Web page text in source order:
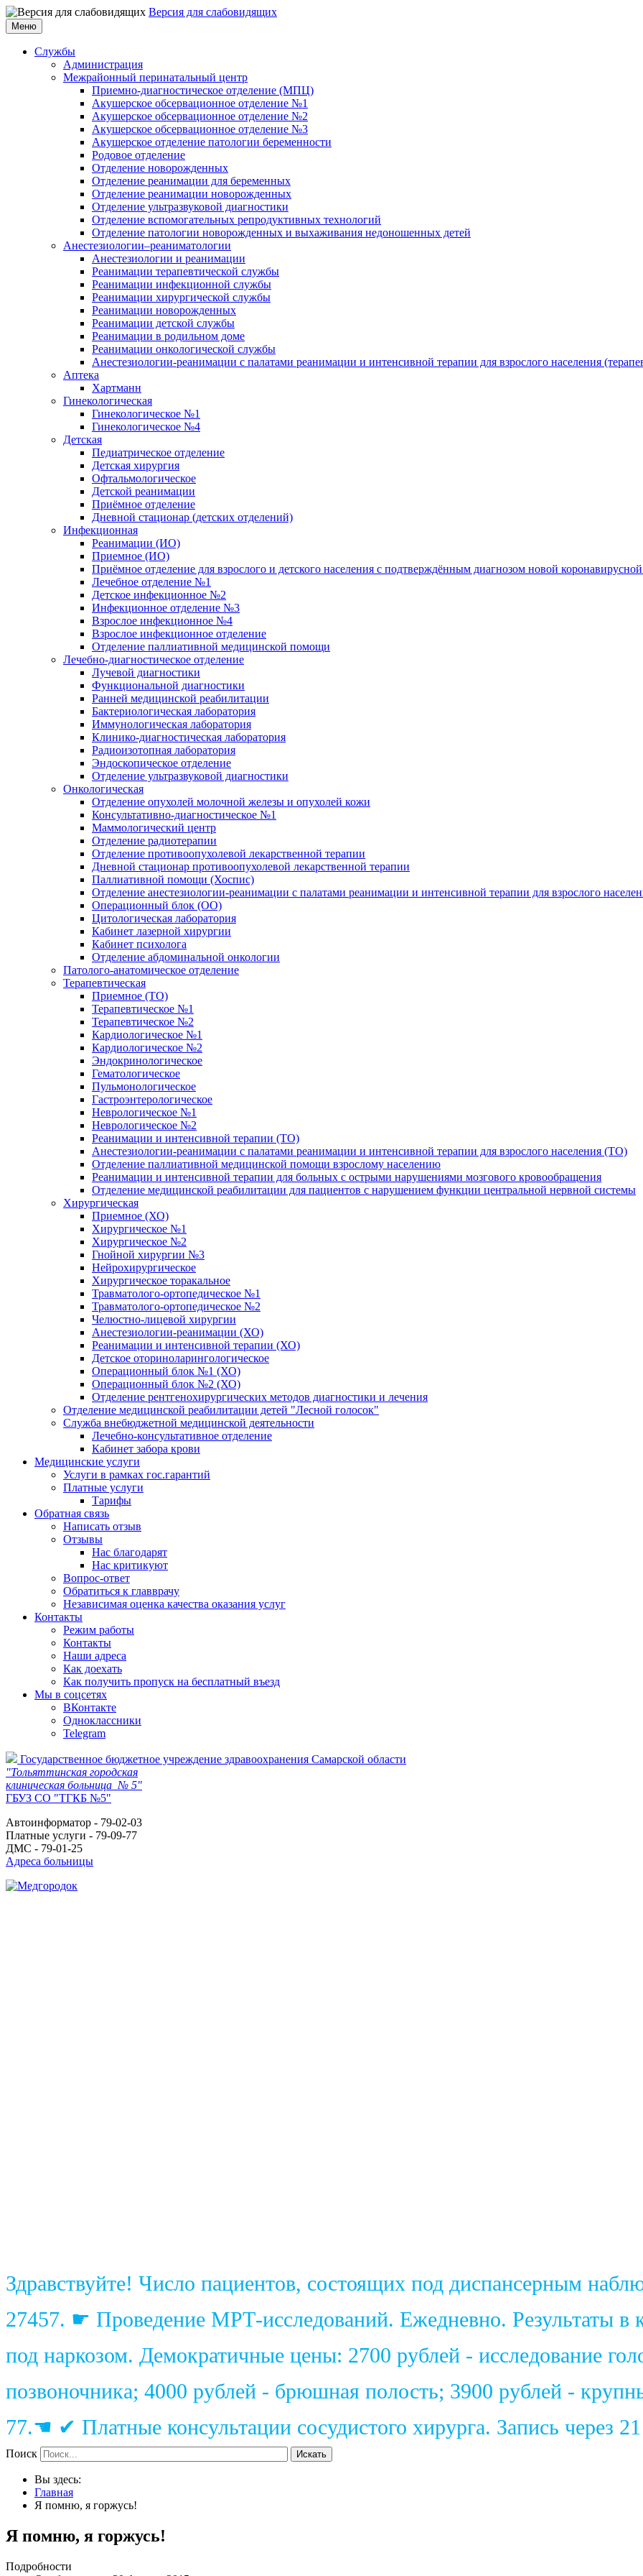
Версия для слабовидящих
Меню
Службы
Администрация
Межрайонный перинатальный центр
Приемно-диагностическое отделение (МПЦ)
Акушерское обсервационное отделение №1
Акушерское обсервационное отделение №2
Акушерское обсервационное отделение №3
Акушерское отделение патологии беременности
Родовое отделение
Отделение новорожденных
Отделение реанимации для беременных
Отделение реанимации новорожденных
Отделение ультразвуковой диагностики
Отделение вспомогательных репродуктивных технологий
Отделение патологии новорожденных и выхаживания недоношенных детей
Анестезиологии–реаниматологии
Анестезиологии и реанимации
Реанимации терапевтической службы
Реанимации инфекционной службы
Реанимации хирургической службы
Реанимации новорожденных
Реанимации детской службы
Реанимации в родильном доме
Реанимации онкологической службы
Анестезиологии-реанимации с палатами реанимации и интенсивной терапии для взрослого населения
Аптека
Хартманн
Гинекологическая
Гинекологическое №1
Гинекологическое №4
Детская
Педиатрическое отделение
Детская хирургия
Офтальмологическое
Детской реанимации
Приёмное отделение
Дневной стационар (детских отделений)
Инфекционная
Реанимации (ИО)
Приемное (ИО)
Приёмное отделение для взрослого и детского населения с подтверждённым диагнозом новой
Лечебное отделение №1
Детское инфекционное №2
Инфекционное отделение №3
Взрослое инфекционное №4
Взрослое инфекционное отделение
Отделение паллиативной медицинской помощи
Лечебно-диагностическое отделение
Лучевой диагностики
Функциональной диагностики
Ранней медицинской реабилитации
Бактериологическая лаборатория
Иммунологическая лаборатория
Клинико-диагностическая лаборатория
Радиоизотопная лаборатория
Эндоскопическое отделение
Отделение ультразвуковой диагностики
Онкологическая
Отделение опухолей молочной железы и опухолей кожи
Консультативно-диагностическое №1
Маммологический центр
Отделение радиотерапии
Отделение противоопухолевой лекарственной терапии
Дневной стационар противоопухолевой лекарственной терапии
Паллиативной помощи (Хоспис)
Отделение анестезиологии-реанимации с палатами реанимации и интенсивной терапии для взрослого
Операционный блок (ОО)
Цитологическая лаборатория
Кабинет лазерной хирургии
Кабинет психолога
Отделение абдоминальной онкологии
Патолого-анатомическое отделение
Терапевтическая
Приемное (ТО)
Терапевтическое №1
Терапевтическое №2
Кардиологическое №1
Кардиологическое №2
Эндокринологическое
Гематологическое
Пульмонологическое
Гастроэнтерологическое
Неврологическое №1
Неврологическое №2
Реанимации и интенсивной терапии (ТО)
Анестезиологии-реанимации с палатами реанимации и интенсивной терапии для взрослого населения (ТО)
Отделение паллиативной медицинской помощи взрослому населению
Реанимации и интенсивной терапии для больных с острыми нарушениями мозгового кровообращения
Отделение медицинской реабилитации для пациентов с нарушением функции центральной нервной системы
Хирургическая
Приемное (ХО)
Хирургическое №1
Хирургическое №2
Гнойной хирургии №3
Нейрохирургическое
Хирургическое торакальное
Травматолого-ортопедическое №1
Травматолого-ортопедическое №2
Челюстно-лицевой хирургии
Анестезиологии-реанимации (ХО)
Реанимации и интенсивной терапии (ХО)
Детское оториноларингологическое
Операционный блок №1 (ХО)
Операционный блок №2 (ХО)
Отделение рентгенохирургических методов диагностики и лечения
Отделение медицинской реабилитации детей "Лесной голосок"
Служба внебюджетной медицинской деятельности
Лечебно-консультативное отделение
Кабинет забора крови
Медицинские услуги
Услуги в рамках гос.гарантий
Платные услуги
Тарифы
Обратная связь
Написать отзыв
Отзывы
Нас благодарят
Нас критикуют
Вопрос-ответ
Обратиться к главврачу
Независимая оценка качества оказания услуг
Контакты
Режим работы
Контакты
Наши адреса
Как доехать
Как получить пропуск на бесплатный въезд
Мы в соцсетях
ВКонтакте
Одноклассники
Telegram
Государственное бюджетное учреждение здравоохранения Самарской области
"Тольяттинская городская
клиническая больница № 5"
ГБУЗ СО "ТГКБ №5"
Автоинформатор - 79-02-03
Платные услуги - 79-09-77
ДМС - 79-01-25
Адреса больницы
Здравствуйте! Число пациентов, состоящих под диспансерным
27457. ☛ Проведение МРТ-исследований. Ежедневно. Результаты в
под наркозом. Демократичные цены: 2700 рублей - исследование
позвоночника; 4000 рублей - брюшная полость; 3900 рублей -
77.☚ ✔ Платные консультации сосудистого хирурга. Запись через
Поиск Искать
Вы здесь:
Главная
Я помню, я горжусь!
Я помню, я горжусь!
Подробности